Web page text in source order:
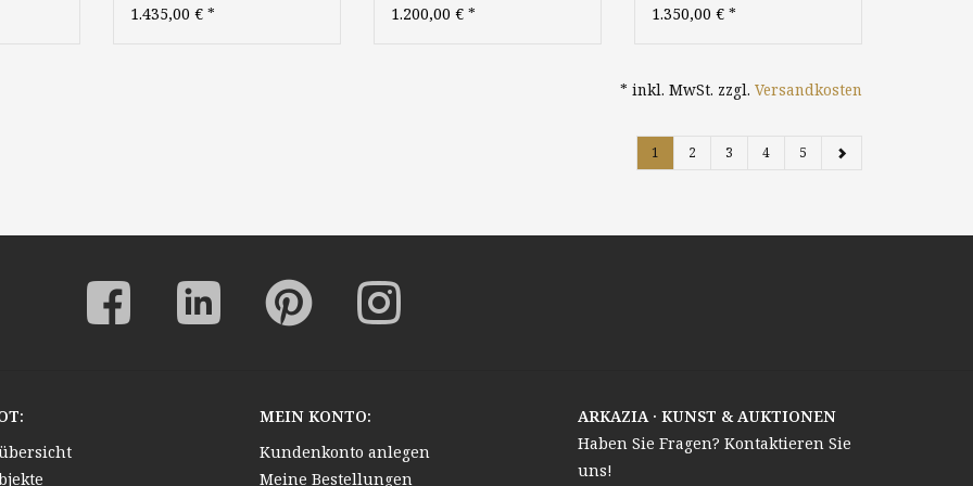
» Öl-Gemälde
1.435,00 € *
Landschaft
1.200,00 € *
Impressionismus
1.350,00 € *
* inkl. MwSt. zzgl. Versandkosten
1 2 3 4 5
MEIN KONTO:
Kundenkonto anlegen
Meine Bestellungen
ARKAZIA · KUNST & AUKTIONEN
Haben Sie Fragen? Kontaktieren Sie
uns!